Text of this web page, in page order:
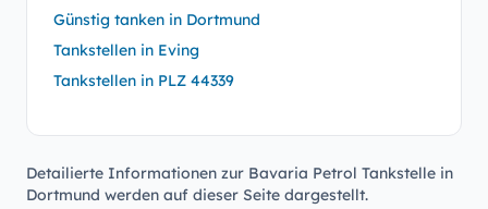
Günstig tanken in Dortmund
Tankstellen in Eving
Tankstellen in PLZ 44339
Detailierte Informationen zur Bavaria Petrol Tankstelle in
Dortmund werden auf dieser Seite dargestellt.